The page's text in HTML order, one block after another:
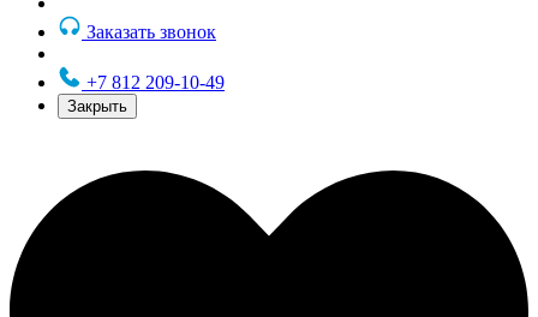
Заказать звонок
+7 812 209-10-49
Закрыть